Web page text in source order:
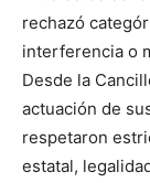
rechazó
interferencia o
Desde la
actuación de
respetaron
estatal,